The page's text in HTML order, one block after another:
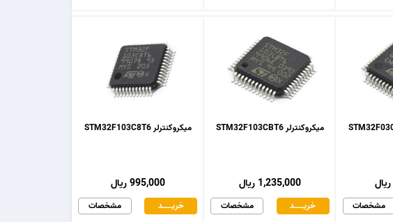
میکروکنترلر STM32F103C8T6
995,000 ریال
مشخصات خریـــــــد
میکروکنترلر STM32F103CBT6
1,235,000 ریال
مشخصات خریـــــــد مشخصات